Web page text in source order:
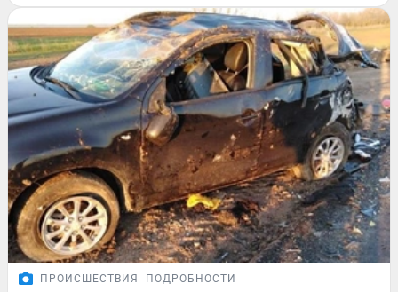
ПРОИСШЕСТВИЯ ПОДРОБНОСТИ